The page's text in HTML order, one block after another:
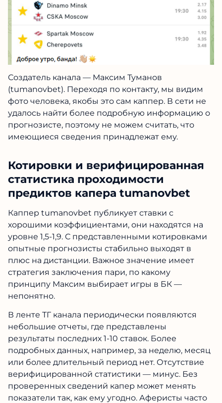
Создатель канала — Максим Туманов
(tumanovbet). Переходя по контакту, мы видим
фото человека, якобы это сам каппер. В сети не
удалось найти более подробную информацию о
прогнозисте, поэтому не можем считать, что
имеющиеся сведения принадлежат ему.
Котировки и верифицированная
статистика проходимости
предиктов капера tumanovbet
Каппер tumanovbet публикует ставки с
хорошими коэффициентами, они находятся на
уровне 1,5-1,9. С представленными котировками
опытные прогнозисты стабильно выходят в
плюс на дистанции. Важное значение имеет
стратегия заключения пари, по какому
принципу Максим выбирает игры в БК —
непонятно.
В ленте ТГ канала периодически появляются
небольшие отчеты, где представлены
результаты последних 1-10 ставок. Более
подробных данных, например, за неделю, месяц
или более длительный период нет. Отсутствие
верифицированной статистики — минус. Без
проверенных сведений капер может менять
показатели так, как ему угодно. Аферисты часто